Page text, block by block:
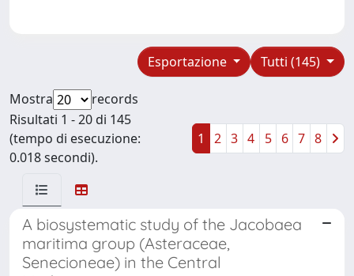
Tutti (145)
Esportazione
Mostra
records
Risultati 1 - 20 di 145
(tempo di esecuzione:
0.018 secondi).
1 2 3 4 5 6 7 8
A biosystematic study of the Jacobaea
maritima group (Asteraceae,
Senecioneae) in the Central